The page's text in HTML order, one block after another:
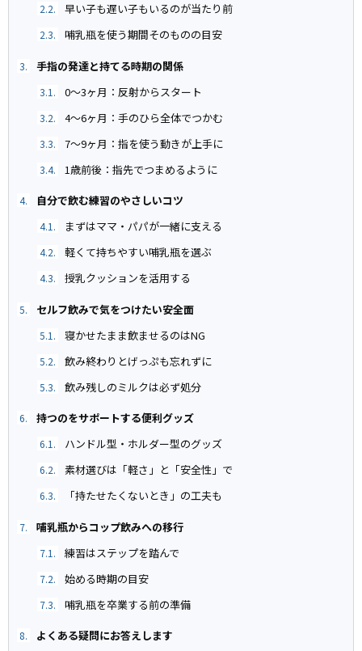
2.2. 早い子も遅い子もいるのが当たり前
2.3. 哺乳瓶を使う期間そのものの目安
3. 手指の発達と持てる時期の関係
3.1. 0〜3ヶ月：反射からスタート
3.2. 4〜6ヶ月：手のひら全体でつかむ
3.3. 7〜9ヶ月：指を使う動きが上手に
3.4. 1歳前後：指先でつまめるように
4. 自分で飲む練習のやさしいコツ
4.1. まずはママ・パパが一緒に支える
4.2. 軽くて持ちやすい哺乳瓶を選ぶ
4.3. 授乳クッションを活用する
5. セルフ飲みで気をつけたい安全面
5.1. 寝かせたまま飲ませるのはNG
5.2. 飲み終わりとげっぷも忘れずに
5.3. 飲み残しのミルクは必ず処分
6. 持つのをサポートする便利グッズ
6.1. ハンドル型・ホルダー型のグッズ
6.2. 素材選びは「軽さ」と「安全性」で
6.3. 「持たせたくないとき」の工夫も
7. 哺乳瓶からコップ飲みへの移行
7.1. 練習はステップを踏んで
7.2. 始める時期の目安
7.3. 哺乳瓶を卒業する前の準備
8. よくある疑問にお答えします